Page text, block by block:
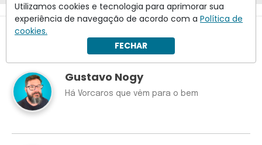
Utilizamos cookies e tecnologia para aprimorar sua
experiência de navegação de acordo com a Política de
cookies.
FECHAR
Colunistas
Gustavo Nogy
Há Vorcaros que vêm para o bem